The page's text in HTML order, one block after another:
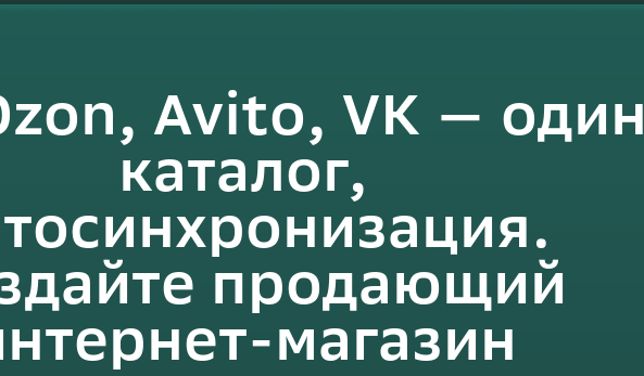
Avito, VK — один
каталог,
продающий
магазин